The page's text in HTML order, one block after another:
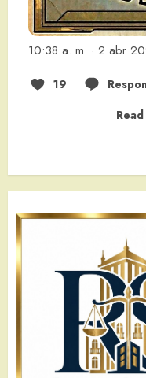
10:38 a. m. · 2 abr
19